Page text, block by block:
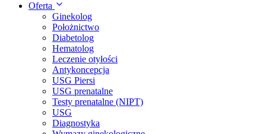
Oferta
Ginekolog
Położnictwo
Diabetolog
Hematolog
Leczenie otyłości
Antykoncepcja
USG Piersi
USG prenatalne
Testy prenatalne (NIPT)
USG
Diagnostyka